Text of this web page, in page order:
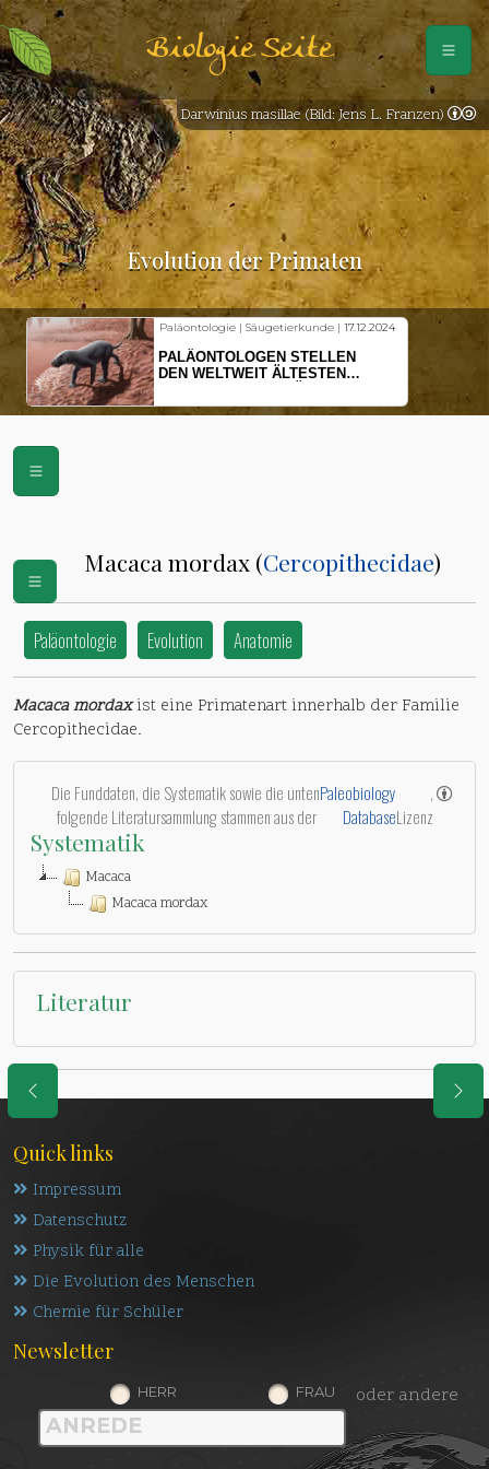
Biologie Seite
Evolution der Primaten
Paläontologie | Säugetierkunde | 17.12.2024
PALÄONTOLOGEN STELLEN
DEN WELTWEIT ÄLTESTEN
VOR
Darwinius masillae (Bild: Jens L. Franzen)
Macaca mordax (Cercopithecidae)
Paläontologie Evolution Anatomie
Macaca mordaxist eine Primatenart innerhalb der Familie
Cercopithecidae.
Die Funddaten, die Systematik sowie die unten
folgende Literatursammlung stammen aus der
Paleobiology
Database
,
Lizenz
Systematik
Macaca
Macaca mordax
Literatur
Quick links
Impressum
Datenschutz
Physik für alle
Die Evolution des Menschen
Chemie für Schüler
Newsletter
HERR FRAU oder andere